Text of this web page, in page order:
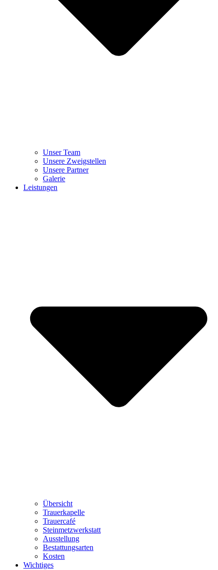
Unser Team
Unsere Zweigstellen
Unsere Partner
Galerie
Leistungen
Übersicht
Trauerkapelle
Trauercafé
Steinmetzwerkstatt
Ausstellung
Bestattungsarten
Kosten
Wichtiges